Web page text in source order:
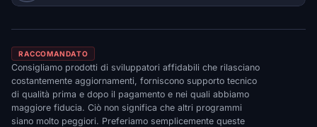
RACCOMANDATO
Consigliamo prodotti di sviluppatori affidabili che rilasciano
costantemente aggiornamenti, forniscono supporto tecnico
di qualità prima e dopo il pagamento e nei quali abbiamo
maggiore fiducia. Ciò non significa che altri programmi
siano molto peggiori. Preferiamo semplicemente queste